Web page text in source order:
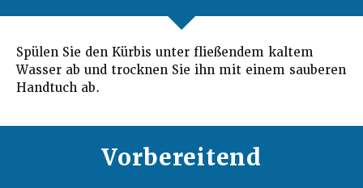
Spülen Sie den Kürbis unter fließendem kaltem
Wasser ab und trocknen Sie ihn mit einem sauberen
Handtuch ab.
Vorbereitend